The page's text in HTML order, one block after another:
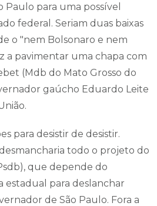
Paulo para uma possível
federal. Seriam duas baixas
o "nem Bolsonaro e nem
a pavimentar uma chapa com
(Mdb do Mato Grosso do
gaúcho Eduardo Leite
para desistir de desistir.
todo o projeto do
que depende do
estadual para deslanchar
de São Paulo. Fora a